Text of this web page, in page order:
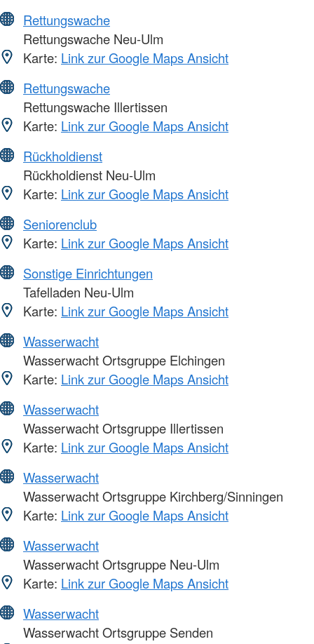
Rettungswache
Rettungswache Neu-Ulm
Karte: Link zur Google Maps Ansicht
Rettungswache
Rettungswache Illertissen
Karte: Link zur Google Maps Ansicht
Rückholdienst
Rückholdienst Neu-Ulm
Karte: Link zur Google Maps Ansicht
Seniorenclub
Karte: Link zur Google Maps Ansicht
Sonstige Einrichtungen
Tafelladen Neu-Ulm
Karte: Link zur Google Maps Ansicht
Wasserwacht
Wasserwacht Ortsgruppe Elchingen
Karte: Link zur Google Maps Ansicht
Wasserwacht
Wasserwacht Ortsgruppe Illertissen
Karte: Link zur Google Maps Ansicht
Wasserwacht
Wasserwacht Ortsgruppe Kirchberg/Sinningen
Karte: Link zur Google Maps Ansicht
Wasserwacht
Wasserwacht Ortsgruppe Neu-Ulm
Karte: Link zur Google Maps Ansicht
Wasserwacht
Wasserwacht Ortsgruppe Senden